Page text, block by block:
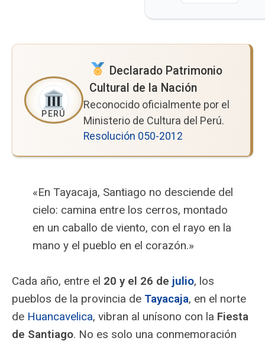
Declarado Patrimonio
Cultural de la Nación
Reconocido oficialmente por el
Ministerio de Cultura del Perú.
Resolución 050-2012
«En Tayacaja, Santiago no desciende del
cielo: camina entre los cerros, montado
en un caballo de viento, con el rayo en la
mano y el pueblo en el corazón.»
Cada año, entre el 20 y el 26 de julio, los
pueblos de la provincia de Tayacaja, en el norte
de Huancavelica, vibran al unísono con la Fiesta
de Santiago. No es solo una conmemoración